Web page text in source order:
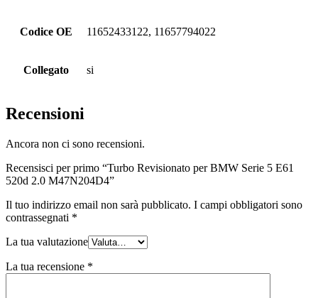
Codice OE 11652433122, 11657794022
Collegato si
Recensioni
Ancora non ci sono recensioni.
Recensisci per primo “Turbo Revisionato per BMW Serie 5 E61
520d 2.0 M47N204D4”
Il tuo indirizzo email non sarà pubblicato. I campi obbligatori sono
contrassegnati *
La tua valutazione
La tua recensione *